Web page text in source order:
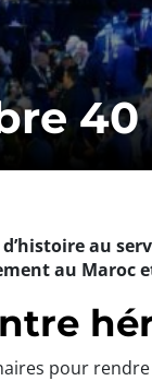
d’histoire au
au
pour